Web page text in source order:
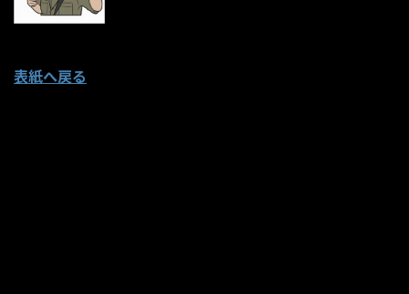
表紙へ戻る